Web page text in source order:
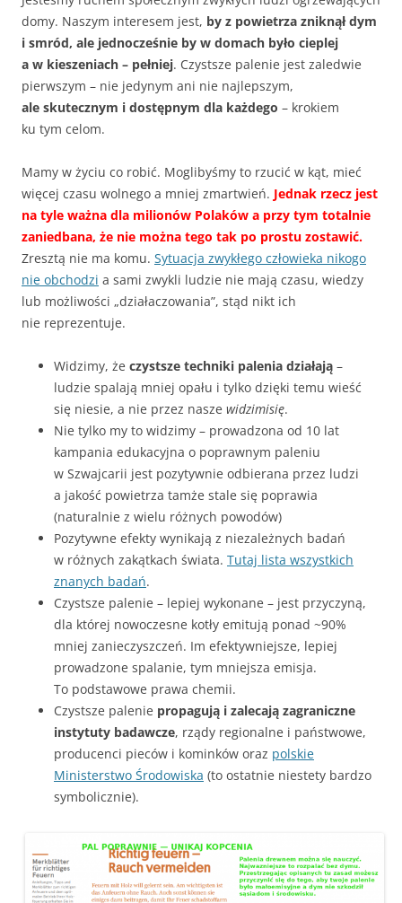
domy. Naszym interesem jest, by z powietrza zniknął dym
i smród, ale jednocześnie by w domach było cieplej
a w kieszeniach – pełniej. Czystsze palenie jest zaledwie
pierwszym – nie jedynym ani nie najlepszym,
ale skutecznym i dostępnym dla każdego – krokiem
ku tym celom.
Mamy w życiu co robić. Moglibyśmy to rzucić w kąt, mieć
więcej czasu wolnego a mniej zmartwień. Jednak rzecz jest
na tyle ważna dla milionów Polaków a przy tym totalnie
zaniedbana, że nie można tego tak po prostu zostawić.
Zresztą nie ma komu. Sytuacja zwykłego człowieka nikogo
nie obchodzi a sami zwykli ludzie nie mają czasu, wiedzy
lub możliwości „działaczowania”, stąd nikt ich
nie reprezentuje.
Widzimy, że czystsze techniki palenia działają –
ludzie spalają mniej opału i tylko dzięki temu wieść
się niesie, a nie przez nasze widzimisię.
Nie tylko my to widzimy – prowadzona od 10 lat
kampania edukacyjna o poprawnym paleniu
w Szwajcarii jest pozytywnie odbierana przez ludzi
a jakość powietrza tamże stale się poprawia
(naturalnie z wielu różnych powodów)
Pozytywne efekty wynikają z niezależnych badań
w różnych zakątkach świata. Tutaj lista wszystkich
znanych badań.
Czystsze palenie – lepiej wykonane – jest przyczyną,
dla której nowoczesne kotły emitują ponad ~90%
mniej zanieczyszczeń. Im efektywniejsze, lepiej
prowadzone spalanie, tym mniejsza emisja.
To podstawowe prawa chemii.
Czystsze palenie propagują i zalecają zagraniczne
instytuty badawcze, rządy regionalne i państwowe,
producenci pieców i kominków oraz polskie
Ministerstwo Środowiska (to ostatnie niestety bardzo
symbolicznie).